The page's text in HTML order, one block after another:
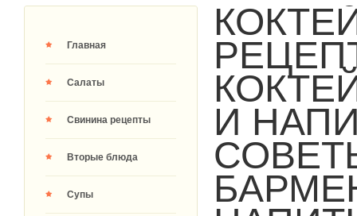
Главная
Салаты
Свинина рецепты
Вторые блюда
Супы
И